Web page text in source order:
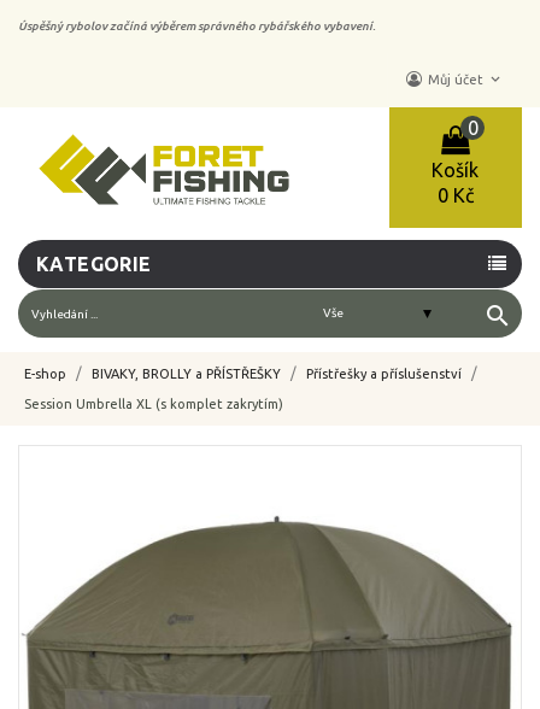
Úspěšný rybolov začíná výběrem správného rybářského vybavení.
Můj účet keyboard_arrow_down
Košík
0
0 Kč
KATEGORIE
search
E-shop BIVAKY, BROLLY a PŘÍSTŘEŠKY Přístřešky a příslušenství
Session Umbrella XL (s komplet zakrytím)